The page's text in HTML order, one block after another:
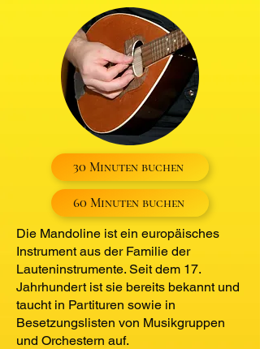
30 Minuten buchen
60 Minuten buchen
Die Mandoline ist ein europäisches
Instrument aus der Familie der
Lauteninstrumente. Seit dem 17.
Jahrhundert ist sie bereits bekannt und
taucht in Partituren sowie in
Besetzungslisten von Musikgruppen
und Orchestern auf.